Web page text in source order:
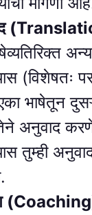
(विशेषतः
भाषेतून
अनुवाद
तुम्ही